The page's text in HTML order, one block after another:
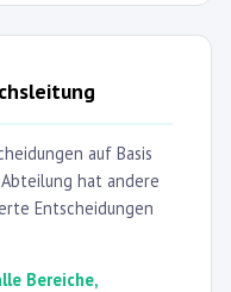
auf Basis
hat andere
Entscheidungen
Bereiche,